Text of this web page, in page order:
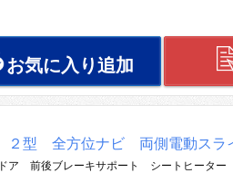
お気に入り追加
型 全方位ナビ 両側電動スラ
ア 前後ブレーキサポート シートヒータ